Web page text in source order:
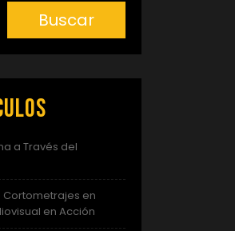
Buscar
a Través del
Cortometrajes en
en Acción